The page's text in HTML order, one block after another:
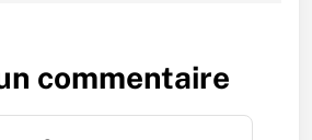
commentaire